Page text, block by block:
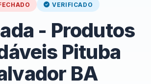
VERIFICADO
- Produtos
Pituba
BA